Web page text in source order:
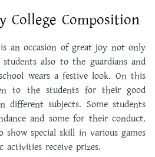
College Composition
an occasion of great joy not only
also to the guardians and
wears a festive look. On this
to the students for their good
different subjects. Some students
and some for their conduct.
show special skill in various games
receive prizes.